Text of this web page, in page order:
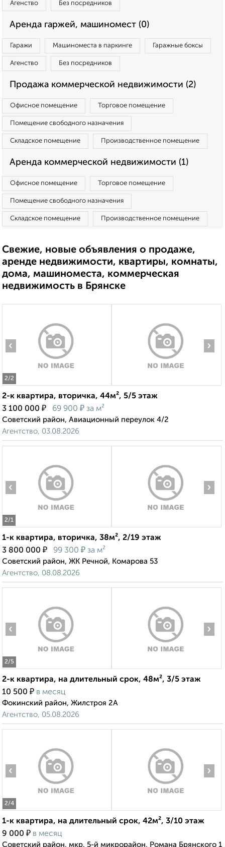
Агенство Без посредников
Аренда гаржей, машиномест (0)
Гаражи Машиноместа в паркинге Гаражные боксы
Агенство Без посредников
Продажа коммерческой недвижимости (2)
Офисное помещение Торговое помещение
Помещение свободного назначения
Складское помещение Производственное помещение
Аренда коммерческой недвижимости (1)
Офисное помещение Торговое помещение
Помещение свободного назначения
Складское помещение Производственное помещение
Свежие, новые объявления о продаже,
аренде недвижимости, квартиры, комнаты,
дома, машиноместа, коммерческая
недвижимость в Брянске
2/2
‹ ›
2-к квартира, вторичка, 44м², 5/5 этаж
3 100 000 ₽ 69 900 ₽ за м²
Советский район, Авиационный переулок 4/2
Агентство, 03.08.2026
2/1
‹ ›
1-к квартира, вторичка, 38м², 2/19 этаж
3 800 000 ₽ 99 300 ₽ за м²
Советский район, ЖК Речной, Комарова 53
Агентство, 08.08.2026
2/5
‹ ›
2-к квартира, на длительный срок, 48м², 3/5 этаж
10 500 ₽ в месяц
Фокинский район, Жилстроя 2А
Агентство, 05.08.2026
2/4
‹ ›
1-к квартира, на длительный срок, 42м², 3/10 этаж
9 000 ₽ в месяц
Советский район, мкр. 5-й микрорайон, Романа Брянского 1